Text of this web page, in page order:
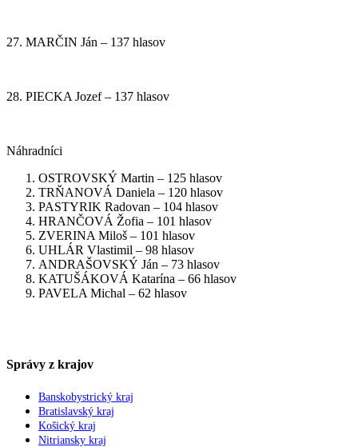
27. MARČIN Ján – 137 hlasov
28. PIECKA Jozef – 137 hlasov
Náhradníci
OSTROVSKÝ Martin – 125 hlasov
TRŇANOVÁ Daniela – 120 hlasov
PASTYRIK Radovan – 104 hlasov
HRANČOVÁ Žofia – 101 hlasov
ZVERINA Miloš – 101 hlasov
UHLÁR Vlastimil – 98 hlasov
ANDRAŠOVSKÝ Ján – 73 hlasov
KATUŠÁKOVÁ Katarína – 66 hlasov
PAVELA Michal – 62 hlasov
Správy z krajov
Banskobystrický kraj
Bratislavský kraj
Košický kraj
Nitriansky kraj